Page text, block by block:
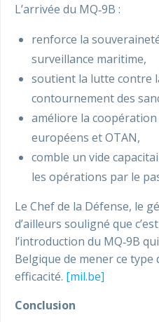
L’arrivée du MQ‑9B :
renforce la
surveillance maritime,
soutient la lutte contre
contournement des
améliore la
européens et OTAN,
comble un vide
les opérations par le
Le Chef de la Défense, le
d’ailleurs souligné que
l’introduction du MQ‑9B
Belgique de mener ce type
efficacité. [mil.be]
Conclusion